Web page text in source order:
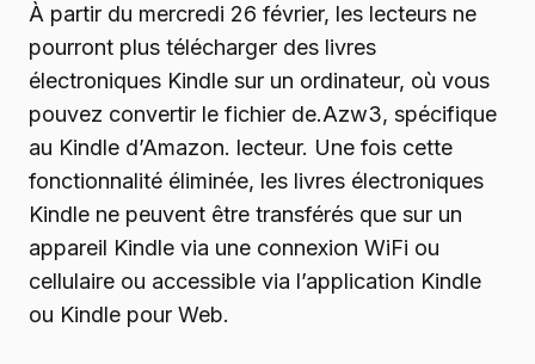
À partir du mercredi 26 février, les lecteurs ne
pourront plus télécharger des livres
électroniques Kindle sur un ordinateur, où vous
pouvez convertir le fichier de.Azw3, spécifique
au Kindle d’Amazon. lecteur. Une fois cette
fonctionnalité éliminée, les livres électroniques
Kindle ne peuvent être transférés que sur un
appareil Kindle via une connexion WiFi ou
cellulaire ou accessible via l’application Kindle
ou Kindle pour Web.